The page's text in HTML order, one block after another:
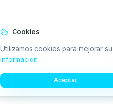
Cookies
Utilizamos cookies para mejorar
información
Aceptar